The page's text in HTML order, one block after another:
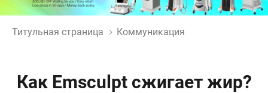
Титульная страница Коммуникация
Как Emsculpt сжигает жир?